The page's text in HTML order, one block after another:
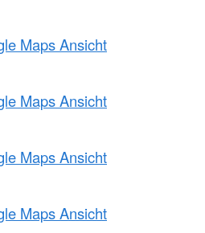
Maps Ansicht
Maps Ansicht
Maps Ansicht
Maps Ansicht